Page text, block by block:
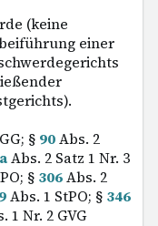
(keine
einer
§ 90Abs. 2
Abs. 2 Satz 1 Nr. 3
§ 306Abs. 2
Abs. 1 StPO; § 346
1 Nr. 2 GVG